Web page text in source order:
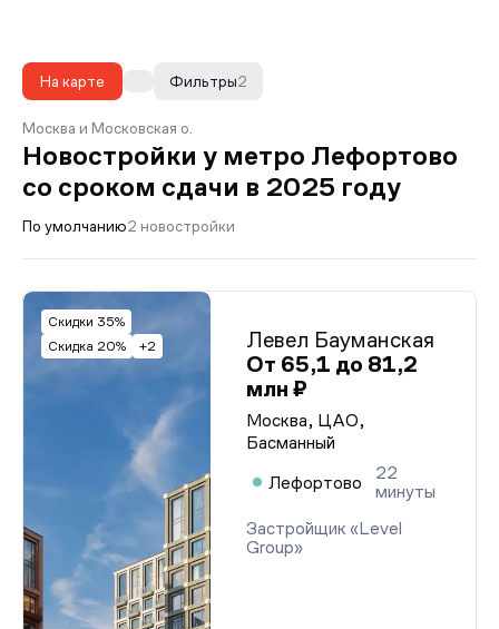
На карте 2
Фильтры
Москва и Московская о.
Новостройки у метро Лефортово
со сроком сдачи в 2025 году
По умолчанию2 новостройки
Скидки 35%
Скидка 20%
+2
Левел Бауманская
От 65,1 до 81,2
млн ₽
Москва, ЦАО,
Басманный
Лефортово
22
минуты
Застройщик «Level
Group»